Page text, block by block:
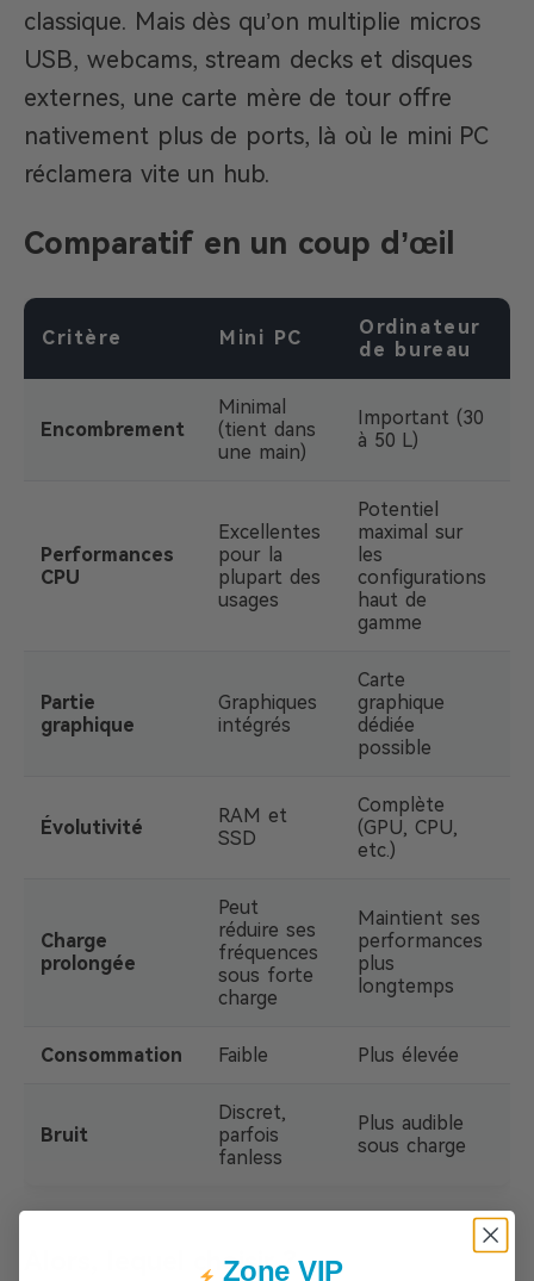
classique. Mais dès qu’on multiplie micros
USB, webcams, stream decks et disques
externes, une carte mère de tour offre
nativement plus de ports, là où le mini PC
réclamera vite un hub.
Comparatif en un coup d’œil
Critère Mini PC
Ordinateur
de bureau
Encombrement
Minimal
(tient dans
une main)
Important (30
à 50 L)
Performances
CPU
Excellentes
pour la
plupart des
usages
Potentiel
maximal sur
les
configurations
haut de
gamme
Partie
graphique
Graphiques
intégrés
Carte
graphique
dédiée
possible
Évolutivité
RAM et
SSD
Complète
(GPU, CPU,
etc.)
Charge
prolongée
Peut
réduire ses
fréquences
sous forte
charge
Maintient ses
performances
plus
longtemps
Consommation Faible Plus élevée
Bruit
Discret,
parfois
fanless
Plus audible
sous charge
Alors, lequel choisir ?
Zone VIP